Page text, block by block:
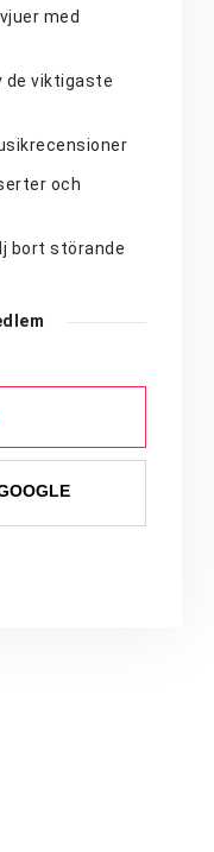
med
de viktigaste
och
bort störande